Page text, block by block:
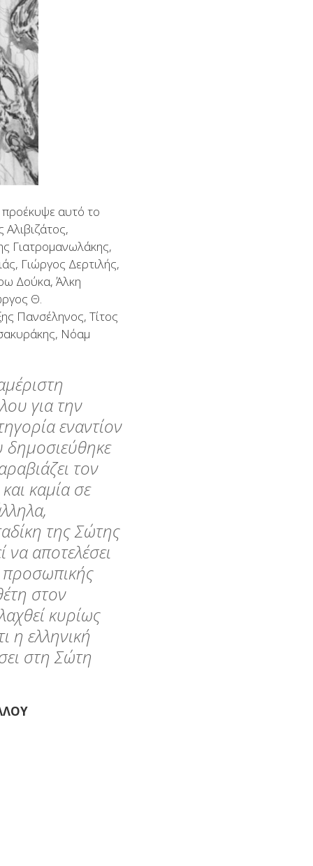
προέκυψε αυτό το
Γιατρομανωλάκης,
Γιώργος Δερτιλής,
Δούκα, Άλκη
Θ.
Πανσέληνος, Τίτος
Νόαμ
για την
εναντίον
δημοσιεύθηκε
τον
καμία σε
της Σώτης
να αποτελέσει
προσωπικής
στον
κυρίως
η ελληνική
στη Σώτη